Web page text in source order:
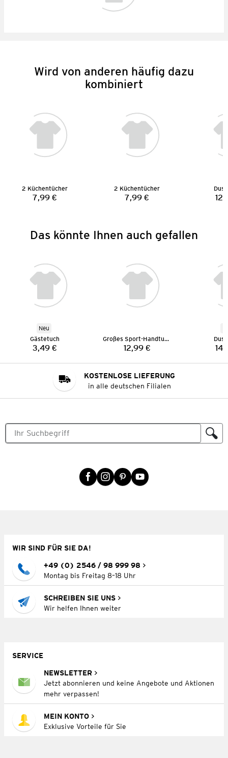
Wird von anderen häufig dazu
kombiniert
2 Küchentücher
Preis:
7,99 €
2 Küchentücher
Preis:
7,99 €
Das könnte Ihnen auch gefallen
Neu
Gästetuch
Preis:
3,49 €
Großes Sport-Handtuch
Preis:
12,99 €
KOSTENLOSE LIEFERUNG
in alle deutschen Filialen
WIR SIND FÜR SIE DA!
+49 (0) 2546 / 98 999 98
Montag bis Freitag 8–18 Uhr
SCHREIBEN SIE UNS
Wir helfen Ihnen weiter
SERVICE
NEWSLETTER
Jetzt abonnieren und keine Angebote und Aktionen
mehr verpassen!
MEIN KONTO
Exklusive Vorteile für Sie